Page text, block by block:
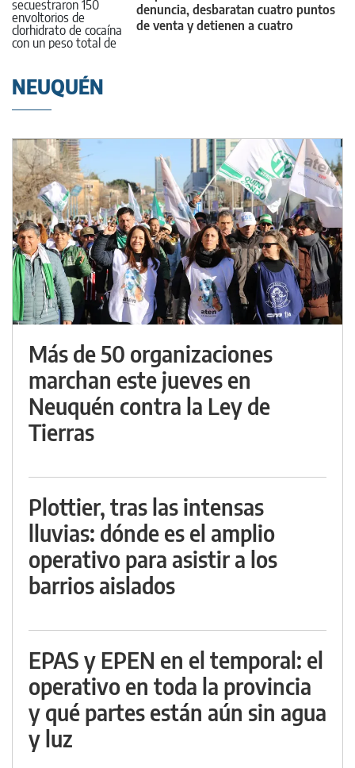
denuncia, desbaratan cuatro puntos
de venta y detienen a cuatro
NEUQUÉN
Más de 50 organizaciones
marchan este jueves en
Neuquén contra la Ley de
Tierras
Plottier, tras las intensas
lluvias: dónde es el amplio
operativo para asistir a los
barrios aislados
EPAS y EPEN en el temporal: el
operativo en toda la provincia
y qué partes están aún sin agua
y luz